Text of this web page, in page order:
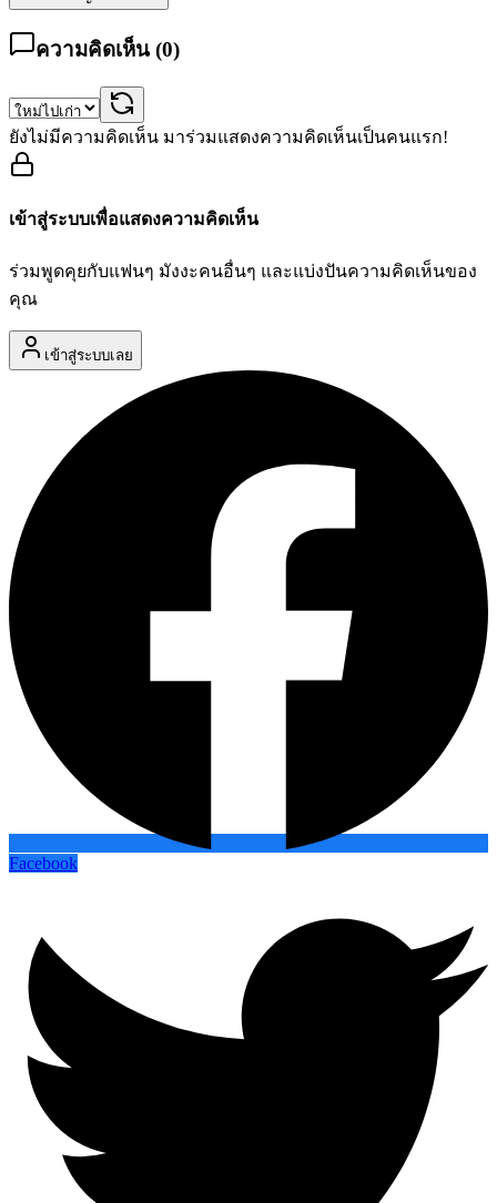
ความคิดเห็น (0)
ยังไม่มีความคิดเห็น มาร่วมแสดงความคิดเห็นเป็นคนแรก!
เข้าสู่ระบบเพื่อแสดงความคิดเห็น
ร่วมพูดคุยกับแฟนๆ มังงะคนอื่นๆ และแบ่งปันความคิดเห็นของ
คุณ
เข้าสู่ระบบเลย
Facebook